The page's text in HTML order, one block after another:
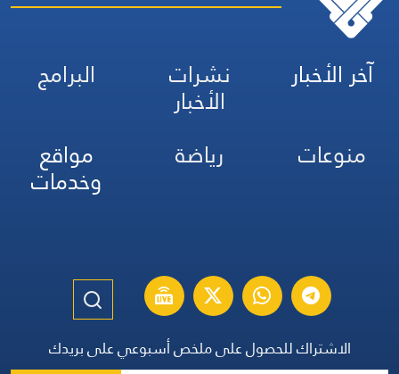
آخر الأخبار نشرات
الأخبار
البرامج
منوعات
رياضة مواقع
وخدمات
الاشتراك للحصول على ملخص أسبوعي على بريدك